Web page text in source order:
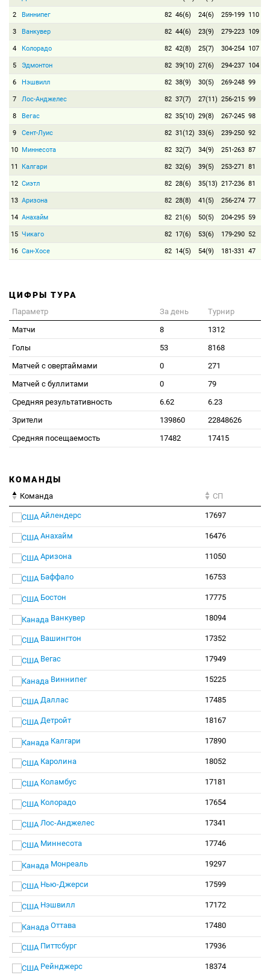
2 Виннипег 82 46(6) 24(6) 259-199 110
3 Ванкувер 82 44(6) 23(9) 279-223 109
4 Колорадо 82 42(8) 25(7) 304-254 107
5 Эдмонтон 82 39(10) 27(6) 294-237 104
6 Нэшвилл 82 38(9) 30(5) 269-248 99
7 Лос-Анджелес 82 37(7) 27(11) 256-215 99
8 Вегас 82 35(10) 29(8) 267-245 98
9 Сент-Луис 82 31(12) 33(6) 239-250 92
10 Миннесота 82 32(7) 34(9) 251-263 87
11 Калгари 82 32(6) 39(5) 253-271 81
12 Сиэтл 82 28(6) 35(13) 217-236 81
13 Аризона 82 28(8) 41(5) 256-274 77
14 Анахайм 82 21(6) 50(5) 204-295 59
15 Чикаго 82 17(6) 53(6) 179-290 52
16 Сан-Хосе 82 14(5) 54(9) 181-331 47
ЦИФРЫ ТУРА
Параметр За день
Турнир
Матчи
8
1312
Голы
53
8168
Матчей с овертаймами
0
271
Матчей с буллитами
0
79
Средняя результативность
6.62
6.23
Зрители
139860
22848626
Средняя посещаемость
17482 17415
КОМАНДЫ
Команда СП
Айлендерс 17697
Анахайм 16476
Аризона 11050
Баффало 16753
Бостон 17775
Ванкувер 18094
Вашингтон 17352
Вегас 17949
Виннипег 15225
Даллас 17485
Детройт 18167
Калгари 17890
Каролина 18052
Коламбус 17181
Колорадо 17654
Лос-Анджелес 17341
Миннесота 17746
Монреаль 19297
Нью-Джерси 17599
Нэшвилл 17172
Оттава 17480
Питтсбург 17936
Рейнджерс 18374